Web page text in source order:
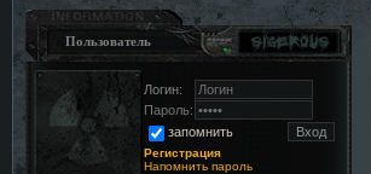
Пользователь
Логин:
Пароль:
запомнить
Регистрация
Напомнить пароль